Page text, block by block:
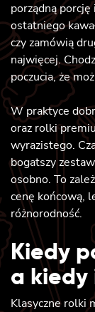
porządną
ostatniego
czy zamówią
najwięcej.
poczucia, że
W praktyce
oraz rolki
wyrazistego.
bogatszy
osobno. To
cenę końcową,
różnorodność.
Kiedy
a kiedy
Klasyczne rolki